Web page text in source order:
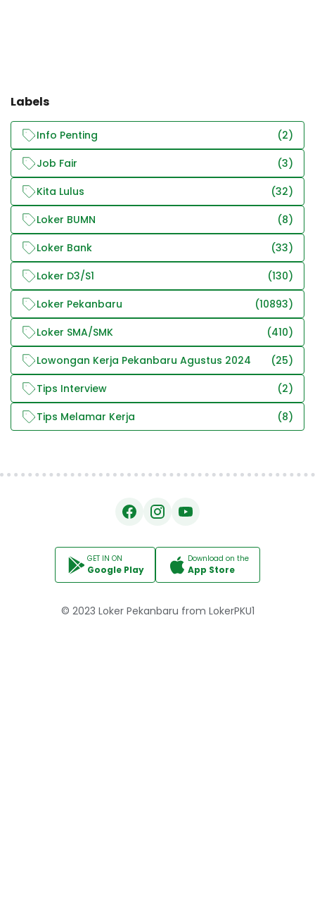
Labels
Info Penting
(2)
Job Fair
(3)
Kita Lulus
(32)
Loker BUMN
(8)
Loker Bank
(33)
Loker D3/S1
(130)
Loker Pekanbaru
(10893)
Loker SMA/SMK
(410)
Lowongan Kerja Pekanbaru Agustus 2024
(25)
Tips Interview
(2)
Tips Melamar Kerja
(8)
GET IN ON
Google Play
Download on the
App Store
© 2023 Loker Pekanbaru from LokerPKU1